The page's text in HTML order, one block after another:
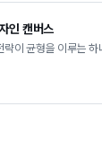
인 캔버스
략이 균형을 이루는